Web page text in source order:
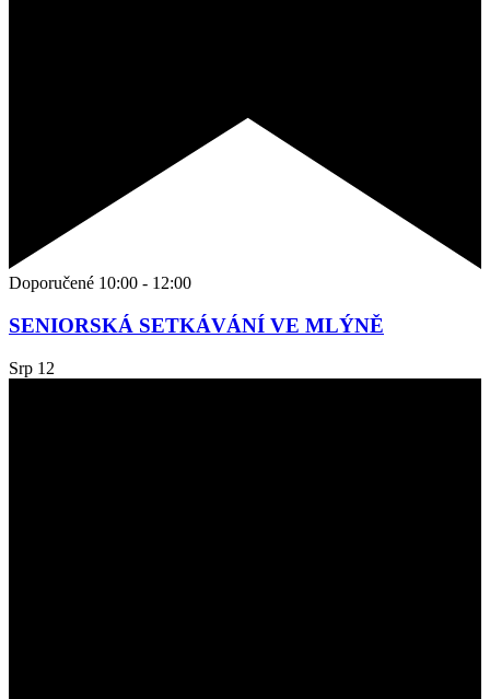
Doporučené 10:00 - 12:00
SENIORSKÁ SETKÁVÁNÍ VE MLÝNĚ
Srp 12